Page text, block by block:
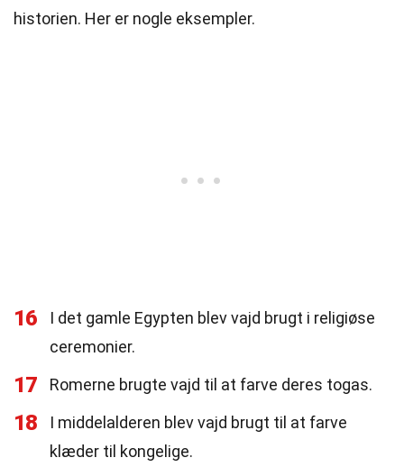
historien. Her er nogle eksempler.
16
I det gamle Egypten blev vajd brugt i religiøse
ceremonier.
17 Romerne brugte vajd til at farve deres togas.
18
I middelalderen blev vajd brugt til at farve
klæder til kongelige.